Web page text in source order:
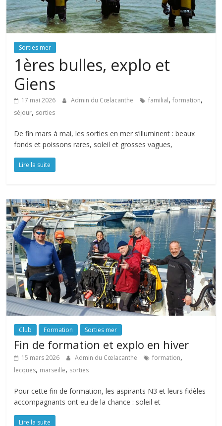
Sorties mer
1ères bulles, explo et
Giens
17 mai 2026 Admin du Cœlacanthe familial,formation,
séjour, sorties
De fin mars à mai, les sorties en mer s’illuminent : beaux
fonds et poissons rares, soleil et grosses vagues,
Lire la suite
Club Formation Sorties mer
Fin de formation et explo en hiver
15 mars 2026 Admin du Cœlacanthe formation,
lecques, marseille, sorties
Pour cette fin de formation, les aspirants N3 et leurs fidèles
accompagnants ont eu de la chance : soleil et
Lire la suite